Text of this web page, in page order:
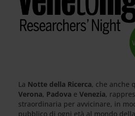
La Notte della Ricerca, che anche
Verona, Padova eVenezia,
straordinaria per avvicinare, in
pubblico di ogni età al mondo